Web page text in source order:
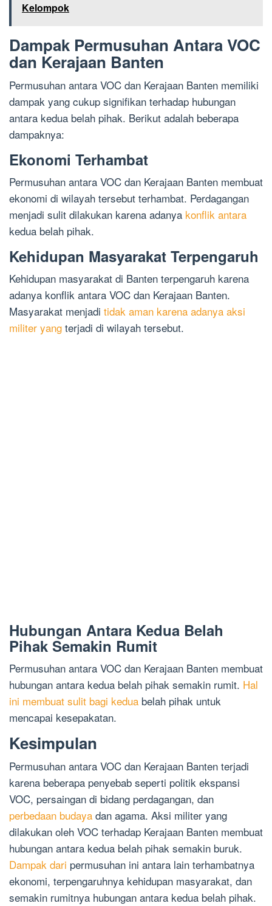
Kelompok
Dampak Permusuhan Antara VOC
dan Kerajaan Banten
Permusuhan antara VOC dan Kerajaan Banten memiliki
dampak yang cukup signifikan terhadap hubungan
antara kedua belah pihak. Berikut adalah beberapa
dampaknya:
Ekonomi Terhambat
Permusuhan antara VOC dan Kerajaan Banten membuat
ekonomi di wilayah tersebut terhambat. Perdagangan
menjadi sulit dilakukan karena adanya konflik antara
kedua belah pihak.
Kehidupan Masyarakat Terpengaruh
Kehidupan masyarakat di Banten terpengaruh karena
adanya konflik antara VOC dan Kerajaan Banten.
Masyarakat menjadi tidak aman karena adanya aksi
militer yang terjadi di wilayah tersebut.
Hubungan Antara Kedua Belah
Pihak Semakin Rumit
Permusuhan antara VOC dan Kerajaan Banten membuat
hubungan antara kedua belah pihak semakin rumit. Hal
ini membuat sulit bagi kedua belah pihak untuk
mencapai kesepakatan.
Kesimpulan
Permusuhan antara VOC dan Kerajaan Banten terjadi
karena beberapa penyebab seperti politik ekspansi
VOC, persaingan di bidang perdagangan, dan
perbedaan budaya dan agama. Aksi militer yang
dilakukan oleh VOC terhadap Kerajaan Banten membuat
hubungan antara kedua belah pihak semakin buruk.
Dampak dari permusuhan ini antara lain terhambatnya
ekonomi, terpengaruhnya kehidupan masyarakat, dan
semakin rumitnya hubungan antara kedua belah pihak.